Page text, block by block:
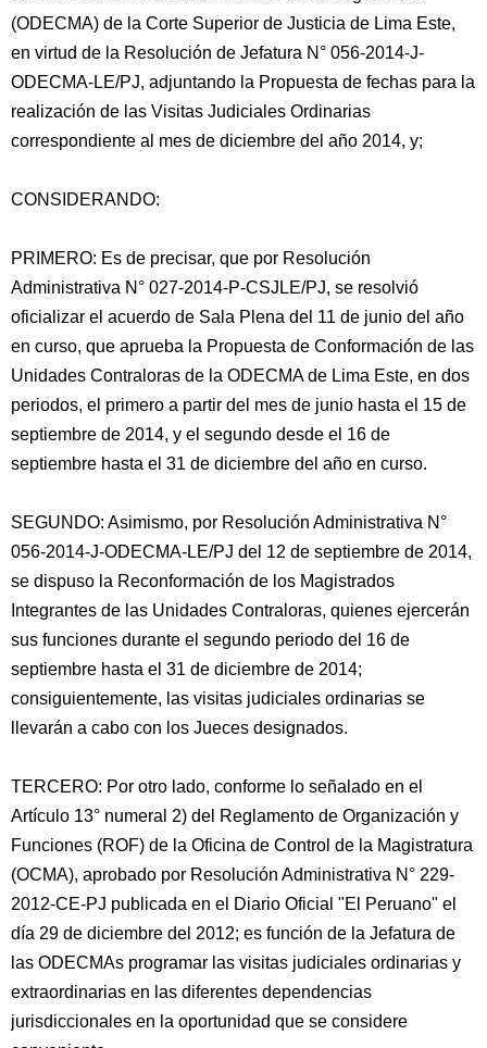
(ODECMA) de la Corte Superior de Justicia de Lima Este,
en virtud de la Resolución de Jefatura N° 056-2014-J-
ODECMA-LE/PJ, adjuntando la Propuesta de fechas para la
realización de las Visitas Judiciales Ordinarias
correspondiente al mes de diciembre del año 2014, y;
CONSIDERANDO:
PRIMERO: Es de precisar, que por Resolución
Administrativa N° 027-2014-P-CSJLE/PJ, se resolvió
oficializar el acuerdo de Sala Plena del 11 de junio del año
en curso, que aprueba la Propuesta de Conformación de las
Unidades Contraloras de la ODECMA de Lima Este, en dos
periodos, el primero a partir del mes de junio hasta el 15 de
septiembre de 2014, y el segundo desde el 16 de
septiembre hasta el 31 de diciembre del año en curso.
SEGUNDO: Asimismo, por Resolución Administrativa N°
056-2014-J-ODECMA-LE/PJ del 12 de septiembre de 2014,
se dispuso la Reconformación de los Magistrados
Integrantes de las Unidades Contraloras, quienes ejercerán
sus funciones durante el segundo periodo del 16 de
septiembre hasta el 31 de diciembre de 2014;
consiguientemente, las visitas judiciales ordinarias se
llevarán a cabo con los Jueces designados.
TERCERO: Por otro lado, conforme lo señalado en el
Artículo 13° numeral 2) del Reglamento de Organización y
Funciones (ROF) de la Oficina de Control de la Magistratura
(OCMA), aprobado por Resolución Administrativa N° 229-
2012-CE-PJ publicada en el Diario Oficial "El Peruano" el
día 29 de diciembre del 2012; es función de la Jefatura de
las ODECMAs programar las visitas judiciales ordinarias y
extraordinarias en las diferentes dependencias
jurisdiccionales en la oportunidad que se considere